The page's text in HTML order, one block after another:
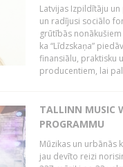
Latvijas Izpildītāju
un radījusi sociālo
grūtībās
ka “Līdzskaņa”
finansiālu, praktisku
producentiem, lai
TALLINN MUSIC
PROGRAMMU
Mūzikas un urbānās
jau devīto reizi